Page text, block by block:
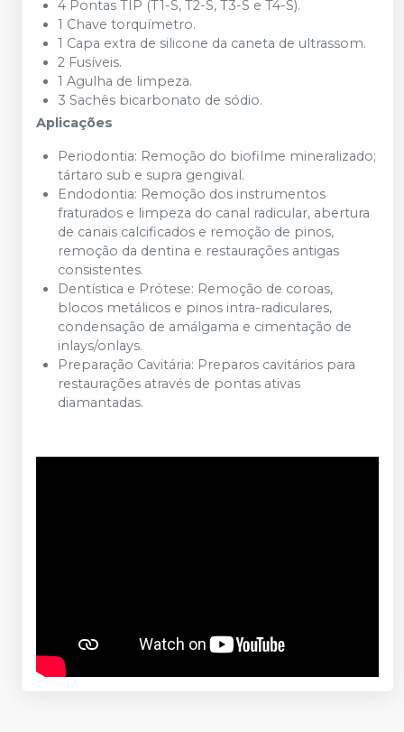
4 Pontas TIP (T1-S, T2-S, T3-S e T4-S).
1 Chave torquímetro.
1 Capa extra de silicone da caneta de ultrassom.
2 Fusíveis.
1 Agulha de limpeza.
3 Sachês bicarbonato de sódio.
Aplicações
Periodontia: Remoção do biofilme mineralizado;
tártaro sub e supra gengival.
Endodontia: Remoção dos instrumentos
fraturados e limpeza do canal radicular, abertura
de canais calcificados e remoção de pinos,
remoção da dentina e restaurações antigas
consistentes.
Dentística e Prótese: Remoção de coroas,
blocos metálicos e pinos intra-radiculares,
condensação de amálgama e cimentação de
inlays/onlays.
Preparação Cavitária: Preparos cavitários para
restaurações através de pontas ativas
diamantadas.